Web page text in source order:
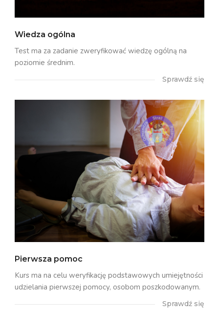
Wiedza ogólna
Test ma za zadanie zweryfikować wiedzę ogólną na
poziomie średnim.
Sprawdź się
Pierwsza pomoc
Kurs ma na celu weryfikację podstawowych umiejętności
udzielania pierwszej pomocy, osobom poszkodowanym.
Sprawdź się